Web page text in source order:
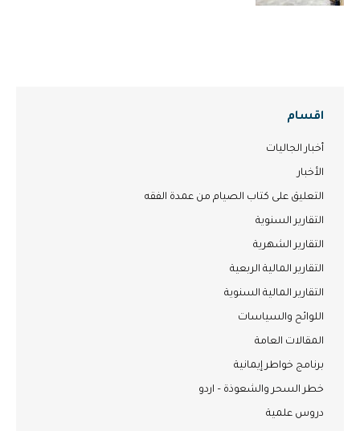
اقسام
أخبار الجاليات
الأخبار
التعليق على كتاب الصيام من عمدة الفقه
التقارير السنوية
التقارير الشهرية
التقارير المالية الربعية
التقارير المالية السنوية
اللوائح والسياسات
المقالات العامة
برنامج خواطر إيمانية
خطر السحر والشعوذة – اردو
دروس علمية